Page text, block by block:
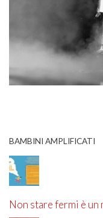
BAMBINI AMPLIFICATI
Non stare fermi è un